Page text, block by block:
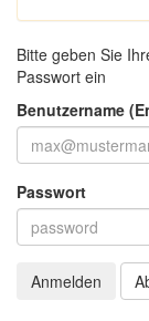
Bitte geben Sie
Passwort ein
Benutzername
Passwort